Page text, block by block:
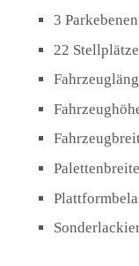
3 Parkebenen
22 Stellplätze